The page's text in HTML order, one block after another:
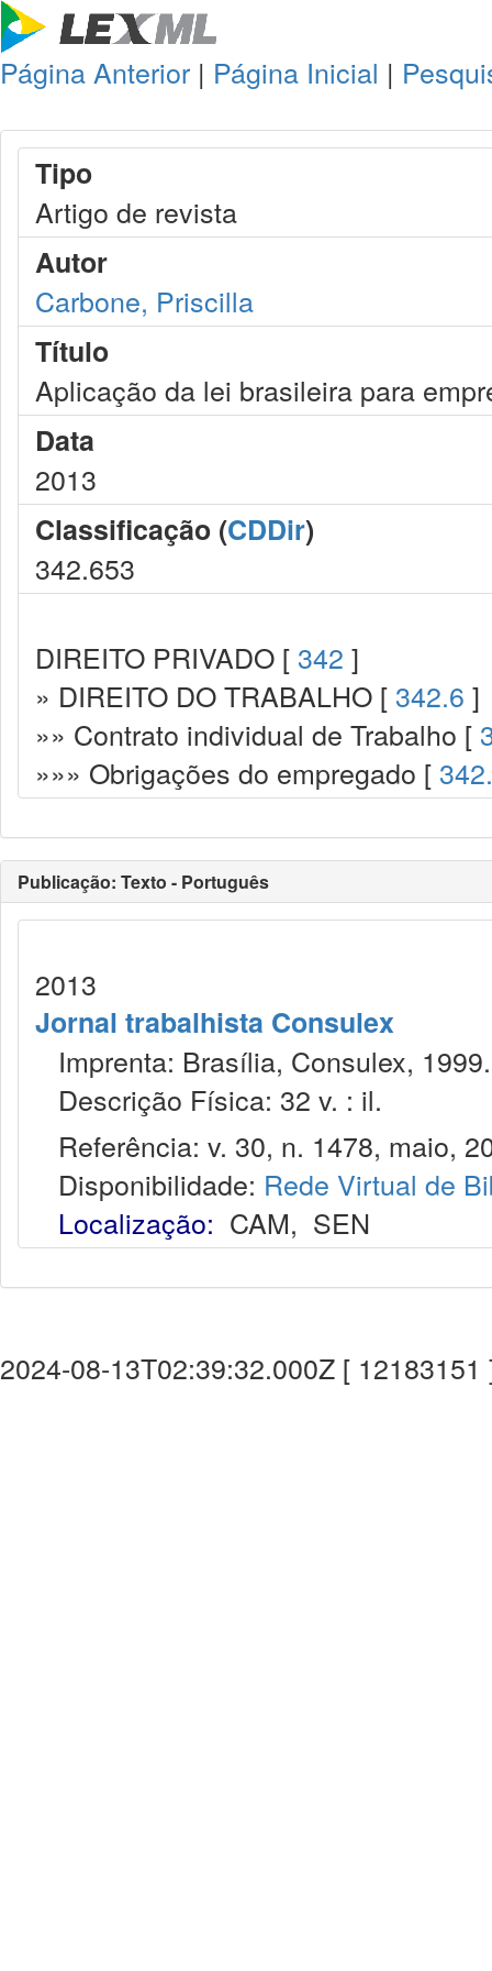
Página Anterior | Página Inicial |
Tipo
Artigo de revista
Autor
Carbone, Priscilla
Título
Aplicação da lei brasileira para
Data
2013
Classificação (CDDir)
342.653
DIREITO PRIVADO [ 342 ]
» DIREITO DO TRABALHO [ 342.6 ]
»» Contrato individual de Trabalho [
»»» Obrigações do empregado [
Publicação: Texto - Português
2013
Jornal trabalhista Consulex
Imprenta: Brasília, Consulex, 1999.
Descrição Física: 32 v. : il.
Referência: v. 30, n. 1478, maio,
Disponibilidade: Rede Virtual de
Localização: CAM, SEN
2024-08-13T02:39:32.000Z [ 12183151